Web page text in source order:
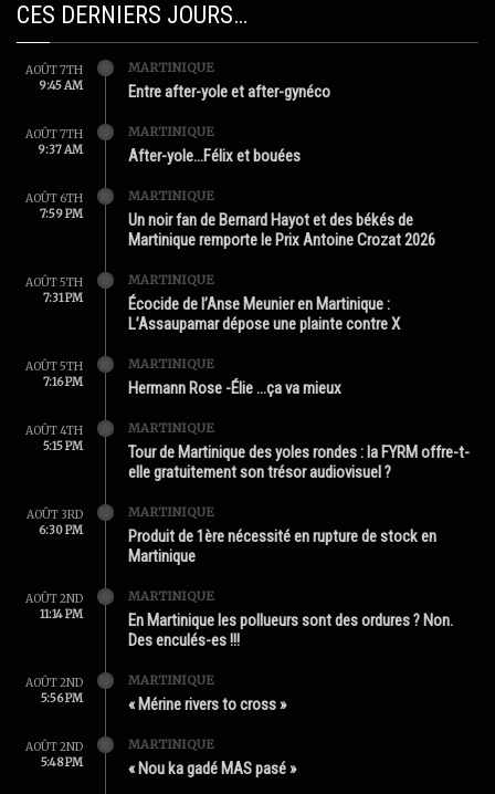
CES DERNIERS JOURS…
AOÛT 7TH
9:45 AM
MARTINIQUE
Entre after-yole et after-gynéco
AOÛT 7TH
9:37 AM
MARTINIQUE
After-yole…Félix et bouées
AOÛT 6TH
7:59 PM
MARTINIQUE
Un noir fan de Bernard Hayot et des békés de
Martinique remporte le Prix Antoine Crozat 2026
AOÛT 5TH
7:31 PM
MARTINIQUE
Écocide de l’Anse Meunier en Martinique :
L’Assaupamar dépose une plainte contre X
AOÛT 5TH
7:16 PM
MARTINIQUE
Hermann Rose -Élie …ça va mieux
AOÛT 4TH
5:15 PM
MARTINIQUE
Tour de Martinique des yoles rondes : la FYRM offre-t-
elle gratuitement son trésor audiovisuel ?
AOÛT 3RD
6:30 PM
MARTINIQUE
Produit de 1ère nécessité en rupture de stock en
Martinique
AOÛT 2ND
11:14 PM
MARTINIQUE
En Martinique les pollueurs sont des ordures ? Non.
Des enculés-es !!!
AOÛT 2ND
5:56 PM
MARTINIQUE
« Mérine rivers to cross »
AOÛT 2ND
5:48 PM
MARTINIQUE
« Nou ka gadé MAS pasé »